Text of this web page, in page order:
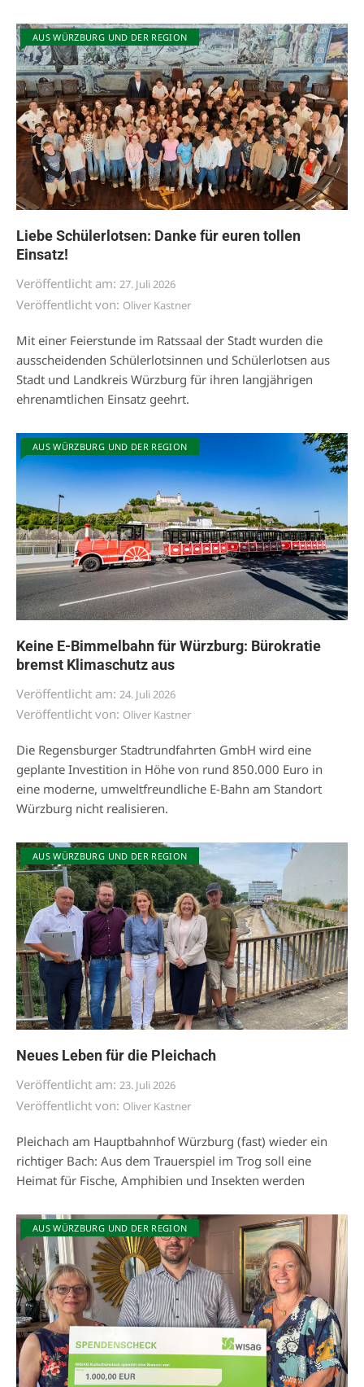
AUS WÜRZBURG UND DER REGION
Liebe Schülerlotsen: Danke für euren tollen
Einsatz!
Veröffentlicht am: 27. Juli 2026
Veröffentlicht von: Oliver Kastner
Mit einer Feierstunde im Ratssaal der Stadt wurden die
ausscheidenden Schülerlotsinnen und Schülerlotsen aus
Stadt und Landkreis Würzburg für ihren langjährigen
ehrenamtlichen Einsatz geehrt.
AUS WÜRZBURG UND DER REGION
Keine E-Bimmelbahn für Würzburg: Bürokratie
bremst Klimaschutz aus
Veröffentlicht am: 24. Juli 2026
Veröffentlicht von: Oliver Kastner
Die Regensburger Stadtrundfahrten GmbH wird eine
geplante Investition in Höhe von rund 850.000 Euro in
eine moderne, umweltfreundliche E-Bahn am Standort
Würzburg nicht realisieren.
AUS WÜRZBURG UND DER REGION
Neues Leben für die Pleichach
Veröffentlicht am: 23. Juli 2026
Veröffentlicht von: Oliver Kastner
Pleichach am Hauptbahnhof Würzburg (fast) wieder ein
richtiger Bach: Aus dem Trauerspiel im Trog soll eine
Heimat für Fische, Amphibien und Insekten werden
AUS WÜRZBURG UND DER REGION